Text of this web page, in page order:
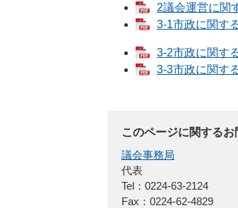
2議会運営に関
3-1市政に関す
3-2市政に関す
3-3市政に関す
このページに関する
議会事務局
代表
Tel：0224-63-2124
Fax：0224-62-4829